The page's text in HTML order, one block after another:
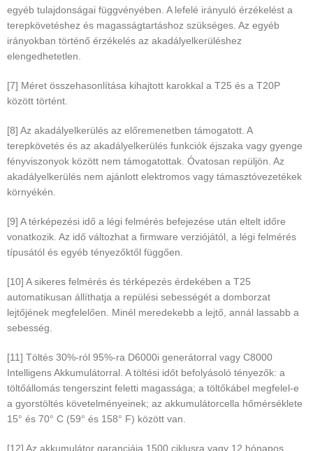
egyéb tulajdonságai függvényében. A lefelé irányuló érzékelést a
terepkövetéshez és magasságtartáshoz szükséges. Az egyéb
irányokban történő érzékelés az akadályelkerüléshez
elengedhetetlen.
[7] Méret összehasonlítása kihajtott karokkal a T25 és a T20P
között történt.
[8] Az akadályelkerülés az előremenetben támogatott. A
terepkövetés és az akadályelkerülés funkciók éjszaka vagy gyenge
fényviszonyok között nem támogatottak. Óvatosan repüljön. Az
akadályelkerülés nem ajánlott elektromos vagy támasztóvezetékek
környékén.
[9] A térképezési idő a légi felmérés befejezése után eltelt időre
vonatkozik. Az idő változhat a firmware verziójától, a légi felmérés
típusától és egyéb tényezőktől függően.
[10] A sikeres felmérés és térképezés érdekében a T25
automatikusan állíthatja a repülési sebességét a domborzat
lejtőjének megfelelően. Minél meredekebb a lejtő, annál lassabb a
sebesség.
[11] Töltés 30%-ról 95%-ra D6000i generátorral vagy C8000
Intelligens Akkumulátorral. A töltési időt befolyásoló tényezők: a
töltőállomás tengerszint feletti magassága; a töltőkábel megfelel-e
a gyorstöltés követelményeinek; az akkumulátorcella hőmérséklete
15° és 70° C (59° és 158° F) között van.
[12] Az akkumulátor garanciája 1500 ciklusra vagy 12 hónapos